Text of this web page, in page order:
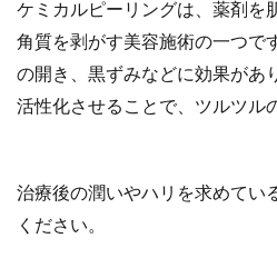
ケミカルピーリングは、薬剤を
角質を剥がす美容施術の一つで
の開き、黒ずみなどに効果があ
活性化させることで、ツルツル
治療後の潤いやハリを求めてい
ください。